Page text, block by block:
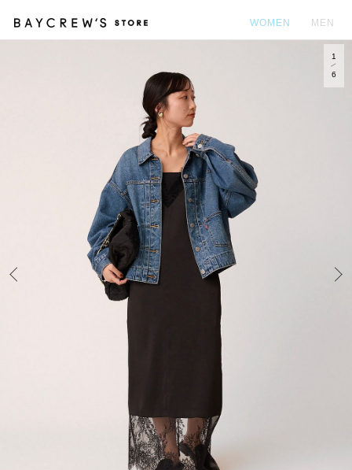
WOMEN MEN
1
6